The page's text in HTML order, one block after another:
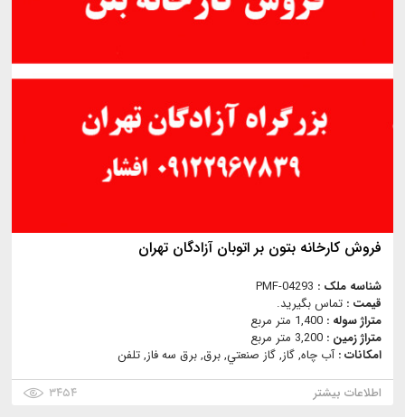
فروش کارخانه بتون بر اتوبان آزادگان تهران
شناسه ملک : PMF-04293
قیمت : تماس بگیرید.
متراژ سوله : 1,400 متر مربع
متراژ زمین : 3,200 متر مربع
امکانات :آب چاه, گاز, گاز صنعتي, برق, برق سه فاز, تلفن
اطلاعات بیشتر
۳۴۵۴